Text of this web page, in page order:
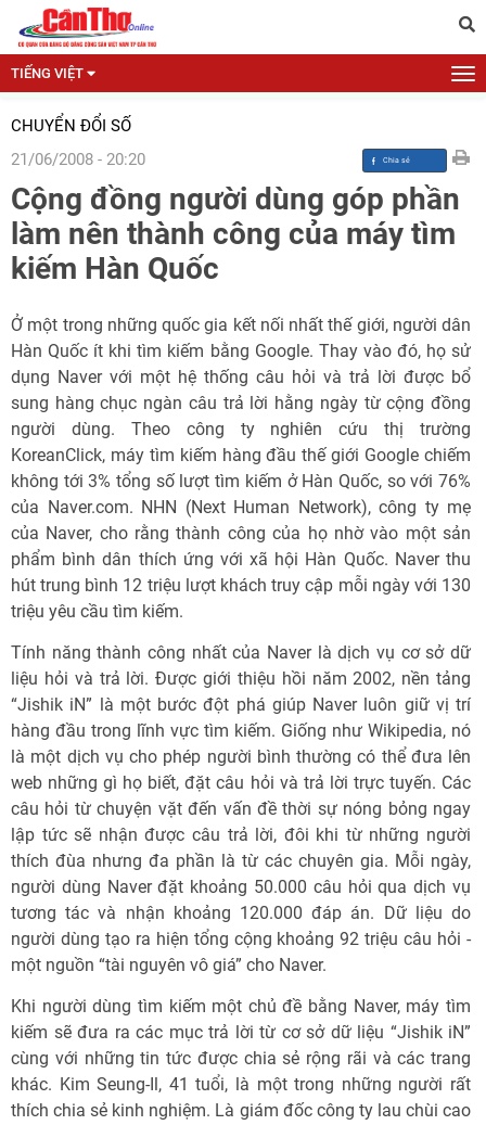
TIẾNG VIỆT
CHUYỂN ĐỔI SỐ
21/06/2008 - 20:20
Cộng đồng người dùng góp phần
làm nên thành công của máy tìm
kiếm Hàn Quốc
Ở một trong những quốc gia kết nối nhất thế giới, người dân
Hàn Quốc ít khi tìm kiếm bằng Google. Thay vào đó, họ sử
dụng Naver với một hệ thống câu hỏi và trả lời được bổ
sung hàng chục ngàn câu trả lời hằng ngày từ cộng đồng
người dùng. Theo công ty nghiên cứu thị trường
KoreanClick, máy tìm kiếm hàng đầu thế giới Google chiếm
không tới 3% tổng số lượt tìm kiếm ở Hàn Quốc, so với 76%
của Naver.com. NHN (Next Human Network), công ty mẹ
của Naver, cho rằng thành công của họ nhờ vào một sản
phẩm bình dân thích ứng với xã hội Hàn Quốc. Naver thu
hút trung bình 12 triệu lượt khách truy cập mỗi ngày với 130
triệu yêu cầu tìm kiếm.
Tính năng thành công nhất của Naver là dịch vụ cơ sở dữ
liệu hỏi và trả lời. Được giới thiệu hồi năm 2002, nền tảng
“Jishik iN” là một bước đột phá giúp Naver luôn giữ vị trí
hàng đầu trong lĩnh vực tìm kiếm. Giống như Wikipedia, nó
là một dịch vụ cho phép người bình thường có thể đưa lên
web những gì họ biết, đặt câu hỏi và trả lời trực tuyến. Các
câu hỏi từ chuyện vặt đến vấn đề thời sự nóng bỏng ngay
lập tức sẽ nhận được câu trả lời, đôi khi từ những người
thích đùa nhưng đa phần là từ các chuyên gia. Mỗi ngày,
người dùng Naver đặt khoảng 50.000 câu hỏi qua dịch vụ
tương tác và nhận khoảng 120.000 đáp án. Dữ liệu do
người dùng tạo ra hiện tổng cộng khoảng 92 triệu câu hỏi -
một nguồn “tài nguyên vô giá” cho Naver.
Khi người dùng tìm kiếm một chủ đề bằng Naver, máy tìm
kiếm sẽ đưa ra các mục trả lời từ cơ sở dữ liệu “Jishik iN”
cùng với những tin tức được chia sẻ rộng rãi và các trang
khác. Kim Seung-Il, 41 tuổi, là một trong những người rất
thích chia sẻ kinh nghiệm. Là giám đốc công ty lau chùi cao